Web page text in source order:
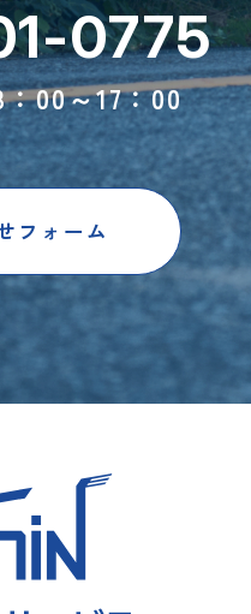
0775
00～17：00
フォーム